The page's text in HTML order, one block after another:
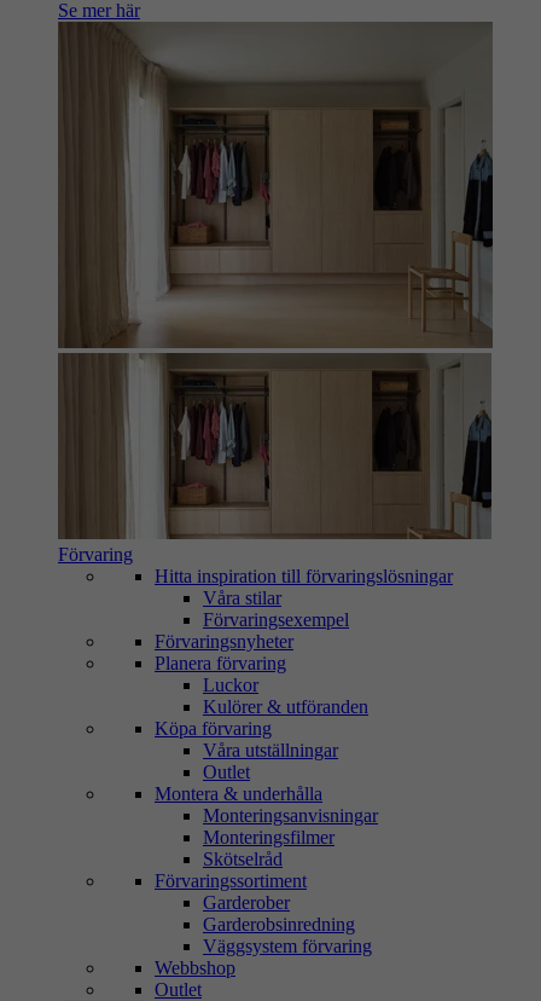
Se mer här
Förvaring
Hitta inspiration till förvaringslösningar
Våra stilar
Förvaringsexempel
Förvaringsnyheter
Planera förvaring
Luckor
Kulörer & utföranden
Köpa förvaring
Våra utställningar
Outlet
Montera & underhålla
Monteringsanvisningar
Monteringsfilmer
Skötselråd
Förvaringssortiment
Garderober
Garderobsinredning
Väggsystem förvaring
Webbshop
Outlet